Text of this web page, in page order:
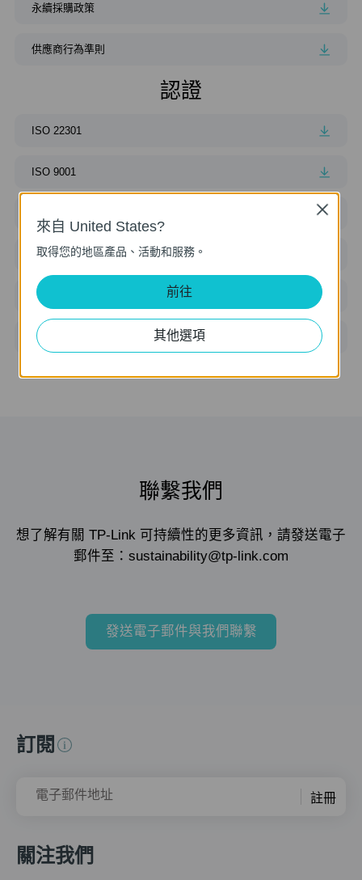
永續採購政策
供應商行為準則
認證
ISO 22301
ISO 9001
ISO 14001
ISO 27001
ISO 27701
聯繫我們
想了解有關 TP-Link 可持續性的更多資訊，請發送電子
郵件至：sustainability@tp-link.com
發送電子郵件與我們聯繫
訂閱
電子郵件地址 註冊
關注我們
來自 United States?
取得您的地區產品、活動和服務。
前往
其他選項
Close